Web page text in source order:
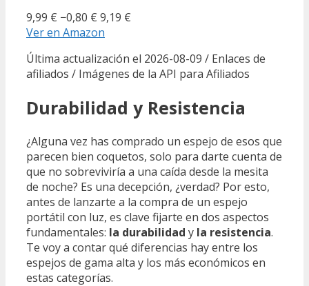
9,99 € −0,80 € 9,19 €
Ver en Amazon
Última actualización el 2026-08-09 / Enlaces de
afiliados / Imágenes de la API para Afiliados
Durabilidad y Resistencia
¿Alguna vez has comprado un espejo de esos que
parecen bien coquetos, solo para darte cuenta de
que no sobreviviría a una caída desde la mesita
de noche? Es una decepción, ¿verdad? Por esto,
antes de lanzarte a la compra de un espejo
portátil con luz, es clave fijarte en dos aspectos
fundamentales: la durabilidad y la resistencia.
Te voy a contar qué diferencias hay entre los
espejos de gama alta y los más económicos en
estas categorías.